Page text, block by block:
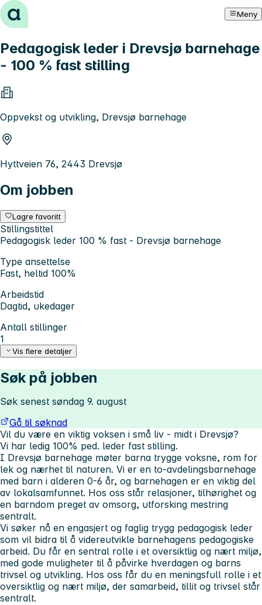
Hopp til innhold Meny
Pedagogisk leder i Drevsjø barnehage
- 100 % fast stilling
Oppvekst og utvikling, Drevsjø barnehage
Hyttveien 76, 2443 Drevsjø
Om jobben
Lagre favoritt
Stillingstittel
Pedagogisk leder 100 % fast - Drevsjø barnehage
Type ansettelse
Fast, heltid 100%
Arbeidstid
Dagtid, ukedager
Antall stillinger
1
Vis flere detaljer
Søk på jobben
Søk senest søndag 9. august
Gå til søknad
Vil du være en viktig voksen i små liv - midt i Drevsjø?
Vi har ledig 100% ped. leder fast stilling.
I Drevsjø barnehage møter barna trygge voksne, rom for
lek og nærhet til naturen. Vi er en to-avdelingsbarnehage
med barn i alderen 0-6 år, og barnehagen er en viktig del
av lokalsamfunnet. Hos oss står relasjoner, tilhørighet og
en barndom preget av omsorg, utforsking mestring
sentralt.
Vi søker nå en engasjert og faglig trygg pedagogisk leder
som vil bidra til å videreutvikle barnehagens pedagogiske
arbeid. Du får en sentral rolle i et oversiktlig og nært miljø,
med gode muligheter til å påvirke hverdagen og barns
trivsel og utvikling. Hos oss får du en meningsfull rolle i et
oversiktlig og nært miljø, der samarbeid, tillit og trivsel står
sentralt.